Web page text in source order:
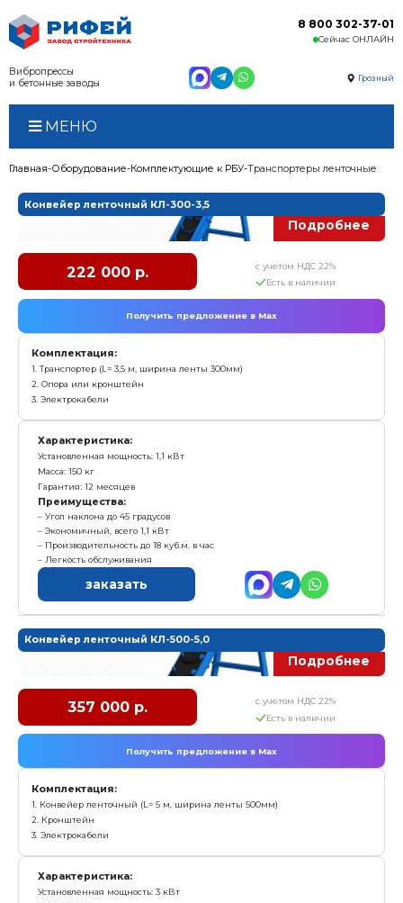
Вибропрессы
и бетонные заводы
МЕНЮ
Оборудование Комплектующие к РБУ
Конвейер ленточный КЛ-300-3,5
222 000 р.
Комплектация:
1. Транспортер (L= 3,5 м, ширина ленты 300мм)
2. Опора или кронштейн
3. Электрокабели
Характеристика:
Установленная мощность: 1,1 кВт
Масса: 150 кг
Гарантия: 12 месяцев
Преимущества:
Угол наклона до 45 градусов
Производительность до 18 куб.м. в час
Легкость обслуживания
заказать